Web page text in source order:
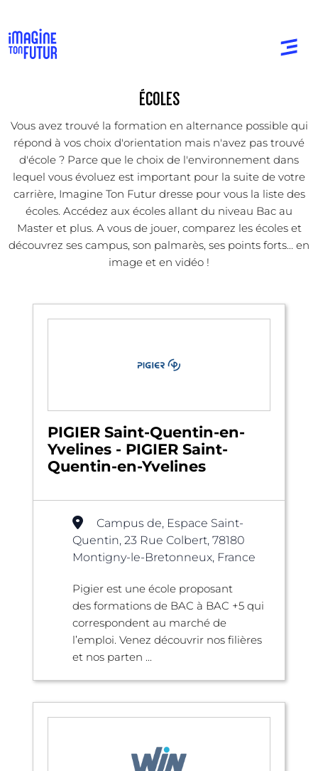
ÉCOLES
Vous avez trouvé la formation en alternance possible qui
répond à vos choix d'orientation mais n'avez pas trouvé
d'école ? Parce que le choix de l'environnement dans
lequel vous évoluez est important pour la suite de votre
carrière, Imagine Ton Futur dresse pour vous la liste des
écoles. Accédez aux écoles allant du niveau Bac au
Master et plus. A vous de jouer, comparez les écoles et
découvrez ses campus, son palmarès, ses points forts... en
image et en vidéo !
PIGIER Saint-Quentin-en-
Yvelines - PIGIER Saint-
Quentin-en-Yvelines
Campus de, Espace Saint-
Quentin, 23 Rue Colbert, 78180
Montigny-le-Bretonneux, France
Pigier est une école proposant
des formations de BAC à BAC +5 qui
correspondent au marché de
l’emploi. Venez découvrir nos filières
et nos parten ...